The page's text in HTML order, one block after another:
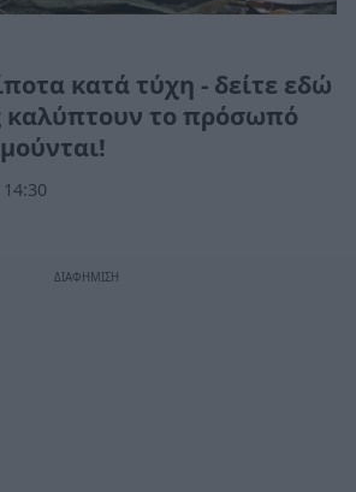
κατά τύχη - δείτε εδώ
καλύπτουν το πρόσωπό